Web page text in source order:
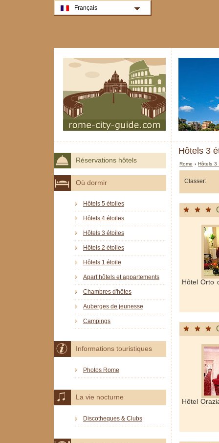
Hôtels 3
Rome ›Hôtels 3
Classer:
Hôtel Orto
Hôtel
Réservations hôtels
Où dormir
Hôtels 5 étoiles
Hôtels 4 étoiles
Hôtels 3 étoiles
Hôtels 2 étoiles
Hôtels 1 étoile
Apart’hôtels et appartements
Chambres d'hôtes
Auberges de jeunesse
Campings
Informations touristiques
Photos Rome
La vie nocturne
Discotheques & Clubs
Français